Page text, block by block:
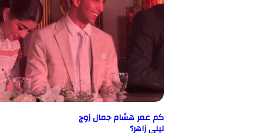
كم عمر هشام جمال زوج
ليلى زاهر؟